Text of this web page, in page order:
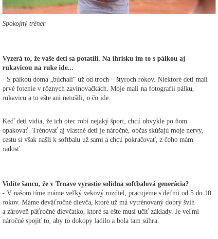
Spokojný tréner.
Vyzerá to, že vaše deti sa potatili. Na ihrisku im to s pálkou aj
rukavicou na ruke ide...
- S pálkou doma „búchali“ už od troch – štyroch rokov. Niektoré deti mali
prvé fotenie v rôznych zavinovačkách. Moje mali na fotografii pálku,
rukavicu a to ešte ani netušili, o čo ide.
Keď deti vidia, že ich otec robí nejaký šport, chcú obvykle po ňom
opakovať. Trénovať aj vlastné deti je náročné, občas skúšajú moje nervy,
cestu si však našli k softbalu už sami a chcú pokračovať, z čoho mám
radosť.
Vidíte šancu, že v Trnave vyrastie solídna softbalová generácia?
- V našom tíme máme veľký vekový rozdiel, pracujeme s deťmi od 5 do 10
rokov. Máme deväťročné dievča, ktoré už má vytrénovaný dobrý švih
a zároveň päťročné dievčatko, ktoré sa ešte musí učiť základy. Je veľmi
náročné spojiť to, aby to dokopy ladilo a bola tam súhra.